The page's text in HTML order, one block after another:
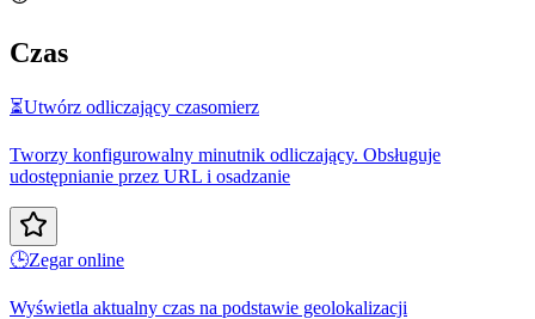
Czas
⏳Utwórz odliczający czasomierz
Tworzy konfigurowalny minutnik odliczający. Obsługuje
udostępnianie przez URL i osadzanie
🕒Zegar online
Wyświetla aktualny czas na podstawie geolokalizacji